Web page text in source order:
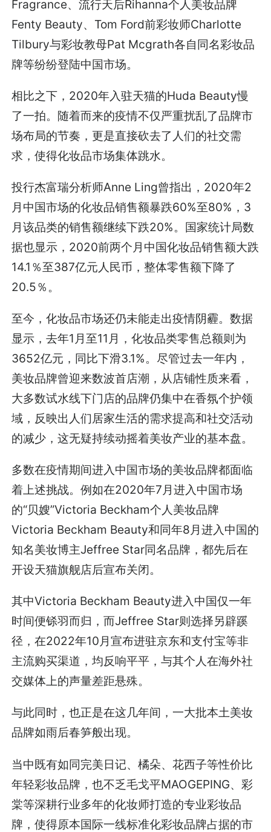
Fragrance、流行天后Rihanna个人美妆品牌
Fenty Beauty、Tom Ford前彩妆师Charlotte
Tilbury与彩妆教母Pat Mcgrath各自同名彩妆品
牌等纷纷登陆中国市场。
相比之下，2020年入驻天猫的Huda Beauty慢
了一拍。随着而来的疫情不仅严重扰乱了品牌市
场布局的节奏，更是直接砍去了人们的社交需
求，使得化妆品市场集体跳水。
投行杰富瑞分析师Anne Ling曾指出，2020年2
月中国市场的化妆品销售额暴跌60%至80%，3
月该品类的销售额继续下跌20%。国家统计局数
据也显示，2020前两个月中国化妆品销售额大跌
14.1％至387亿元人民币，整体零售额下降了
20.5％。
至今，化妆品市场还仍未能走出疫情阴霾。数据
显示，去年1月至11月，化妆品类零售总额则为
3652亿元，同比下滑3.1%。尽管过去一年内，
美妆品牌曾迎来数波首店潮，从店铺性质来看，
大多数试水线下门店的品牌仍集中在香氛个护领
域，反映出人们居家生活的需求提高和社交活动
的减少，这无疑持续动摇着美妆产业的基本盘。
多数在疫情期间进入中国市场的美妆品牌都面临
着上述挑战。例如在2020年7月进入中国市场
的“贝嫂”Victoria Beckham个人美妆品牌
Victoria Beckham Beauty和同年8月进入中国的
知名美妆博主Jeffree Star同名品牌，都先后在
开设天猫旗舰店后宣布关闭。
其中Victoria Beckham Beauty进入中国仅一年
时间便铩羽而归，而Jeffree Star则选择另辟蹊
径，在2022年10月宣布进驻京东和支付宝等非
主流购买渠道，均反响平平，与其个人在海外社
交媒体上的声量差距悬殊。
与此同时，也正是在这几年间，一大批本土美妆
品牌如雨后春笋般出现。
当中既有如同完美日记、橘朵、花西子等性价比
年轻彩妆品牌，也不乏毛戈平MAOGEPING、彩
棠等深耕行业多年的化妆师打造的专业彩妆品
牌，使得原本国际一线标准化彩妆品牌占据的市